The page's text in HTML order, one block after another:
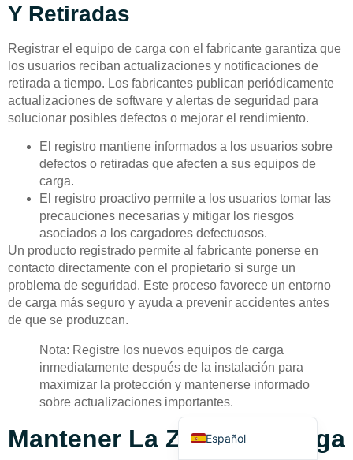
Y Retiradas
Registrar el equipo de carga con el fabricante garantiza que
los usuarios reciban actualizaciones y notificaciones de
retirada a tiempo. Los fabricantes publican periódicamente
actualizaciones de software y alertas de seguridad para
solucionar posibles defectos o mejorar el rendimiento.
El registro mantiene informados a los usuarios sobre
defectos o retiradas que afecten a sus equipos de
carga.
El registro proactivo permite a los usuarios tomar las
precauciones necesarias y mitigar los riesgos
asociados a los cargadores defectuosos.
Un producto registrado permite al fabricante ponerse en
contacto directamente con el propietario si surge un
problema de seguridad. Este proceso favorece un entorno
de carga más seguro y ayuda a prevenir accidentes antes
de que se produzcan.
Nota: Registre los nuevos equipos de carga
inmediatamente después de la instalación para
maximizar la protección y mantenerse informado
sobre actualizaciones importantes.
Mantener La Zona De Carga
Español
Português
Русский
العربية
Türkçe
Bahasa Indonesia
Deutsch